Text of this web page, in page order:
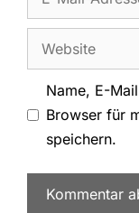
Website
Name, E-
Browser für
speichern.